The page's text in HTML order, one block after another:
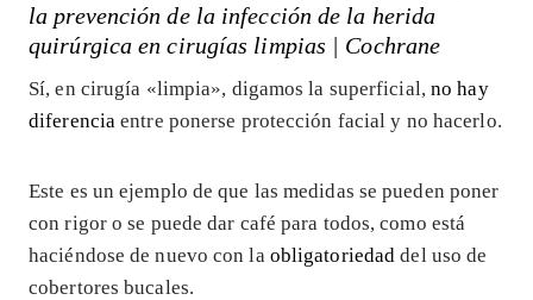
la prevención de la infección de la herida
quirúrgica en cirugías limpias | Cochrane
Sí, en cirugía «limpia», digamos la superficial, no hay
diferencia entre ponerse protección facial y no hacerlo.
Este es un ejemplo de que las medidas se pueden poner
con rigor o se puede dar café para todos, como está
haciéndose de nuevo con la obligatoriedaddel uso de
cobertores bucales.